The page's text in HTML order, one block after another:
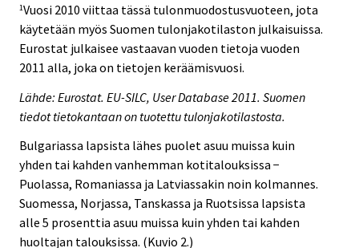
1Vuosi 2010 viittaa tässä tulonmuodostusvuoteen, jota
käytetään myös Suomen tulonjakotilaston julkaisuissa.
Eurostat julkaisee vastaavan vuoden tietoja vuoden
2011 alla, joka on tietojen keräämisvuosi.
Lähde: Eurostat. EU-SILC, User Database 2011. Suomen
tiedot tietokantaan on tuotettu tulonjakotilastosta.
Bulgariassa lapsista lähes puolet asuu muissa kuin
yhden tai kahden vanhemman kotitalouksissa −
Puolassa, Romaniassa ja Latviassakin noin kolmannes.
Suomessa, Norjassa, Tanskassa ja Ruotsissa lapsista
alle 5 prosenttia asuu muissa kuin yhden tai kahden
huoltajan talouksissa. (Kuvio 2.)